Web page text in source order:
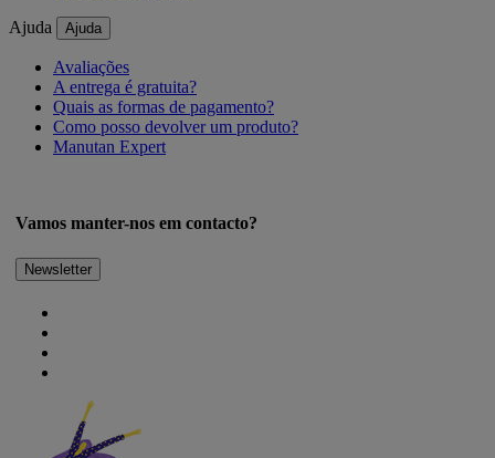
Ajuda Ajuda
Avaliações
A entrega é gratuita?
Quais as formas de pagamento?
Como posso devolver um produto?
Manutan Expert
Vamos manter-nos em contacto?
Newsletter